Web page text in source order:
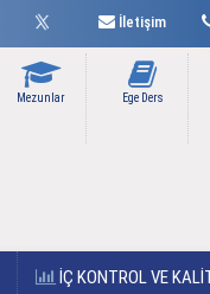
İletişim
Ege Ders
Mezunlar
İÇ KONTROL VE